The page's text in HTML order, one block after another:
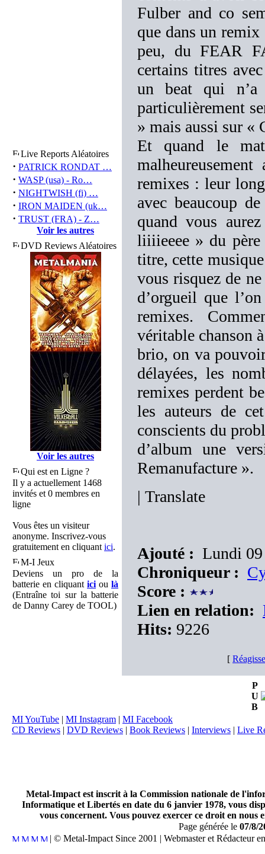
Live Reports Aléatoires
· PATRICK RONDAT …
· WASP (usa) - Ro…
· NIGHTWISH (fi) …
· IRON MAIDEN (uk…
· TRUST (FRA) - Z…
Voir les autres
DVD Reviews Aléatoires
Voir les autres
Qui est en Ligne ?
Il y a actuellement 1468
invités et 0 membres en
ligne
Vous êtes un visiteur
anonyme. Inscrivez-vous
gratuitement en cliquant ici.
M-I Jeux
Deviens un pro de la
batterie en cliquant ici ou là
(Entraîne toi sur la batterie
de Danny Carey de TOOL)
Fulber and co
que dans un
peu, du FEAR
certains titres
un beat qui n’a
particulièrement
» mais aussi sur «
Et quand le
remixes : leur
avec beaucoup
quand vous
liiiieeee » du
titre, cette
vous risquez de
d’orgueil que
remixes.
véritable chanson
brio, on va
délayées, les
remixes perdent
les auteurs de
conscients du
d’album une
Remanufacture ».
| Translate
Ajouté : Lundi
Chroniqueur :
Score :
Lien en relation:
Hits: 9226
[
P
U
B
MI YouTube | MI Instagram | MI Facebook
CD Reviews | DVD Reviews | Book Reviews | Interviews | Live
Metal-Impact est inscrit à la Commission nationale de
Informatique et Libertés en date du 6 janvier 1978, vous
vous concernent. Vous pouvez exercer ce droit en
Page générée le 07/8/
| © Metal-Impact Since 2001 | Webmaster et Rédacteur